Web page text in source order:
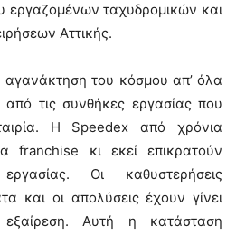
εργαζομένων ταχυδρομικών και
Αττικής.
του κόσμου απ’ όλα
τις συνθήκες εργασίας που
Η Speedex από χρόνια
franchise κι εκεί επικρατούν
Οι καθυστερήσεις
και οι απολύσεις έχουν γίνει
Αυτή η κατάσταση